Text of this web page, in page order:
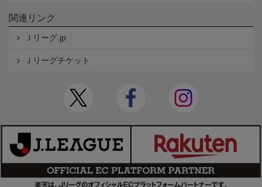
関連リンク
Ｊリーグ.jp
Ｊリーグチケット